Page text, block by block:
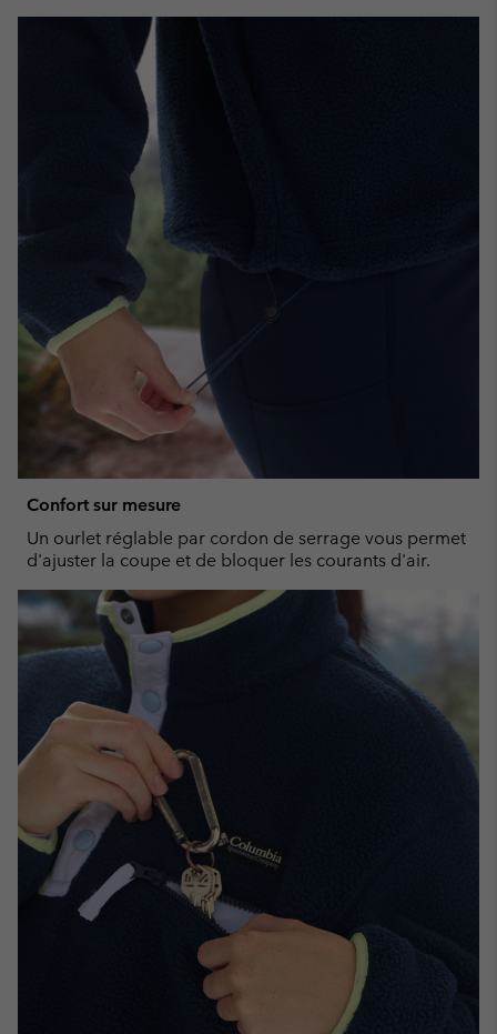
Confort sur mesure
Un ourlet réglable par cordon de serrage vous permet
d'ajuster la coupe et de bloquer les courants d'air.